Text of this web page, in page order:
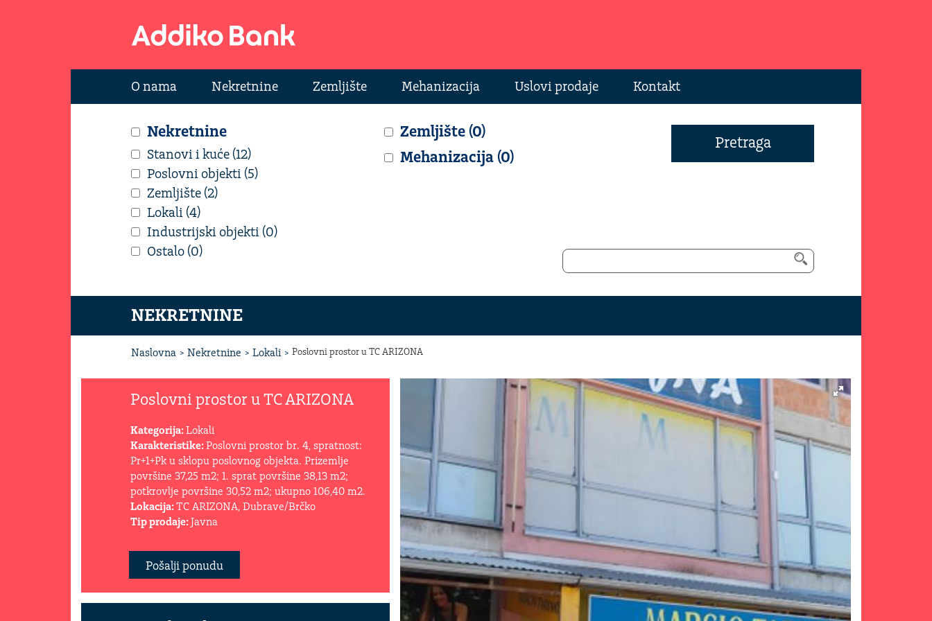
O nama Nekretnine Zemljište Mehanizacija Uslovi prodaje Kontakt
Nekretnine
Stanovi i kuće (12)
Poslovni objekti (5)
Zemljište (2)
Lokali (4)
Industrijski objekti (0)
Ostalo (0)
Zemljište (0)
Mehanizacija (0)
Pretraga
NEKRETNINE
Naslovna Nekretnine Lokali Poslovni prostor u TC ARIZONA
Poslovni prostor u TC ARIZONA
Kategorija:Lokali
Karakteristike:Poslovni prostor br. 4, spratnost:
Pr+1+Pk u sklopu poslovnog objekta. Prizemlje
površine 37,25 m2; 1. sprat površine 38,13 m2;
potkrovlje površine 30,52 m2; ukupno 106,40 m2.
Lokacija:TC ARIZONA, Dubrave/Brčko
Tip prodaje:Javna
Pošalji ponudu